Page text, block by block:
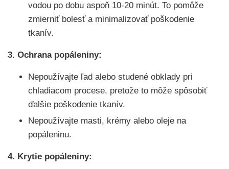
vodou po dobu aspoň 10-20 minút. To pomôže
zmierniť bolesť a minimalizovať poškodenie
tkanív.
3. Ochrana popáleniny:
Nepoužívajte ľad alebo studené obklady pri
chladiacom procese, pretože to môže spôsobiť
ďalšie poškodenie tkanív.
Nepoužívajte masti, krémy alebo oleje na
popáleninu.
4. Krytie popáleniny: